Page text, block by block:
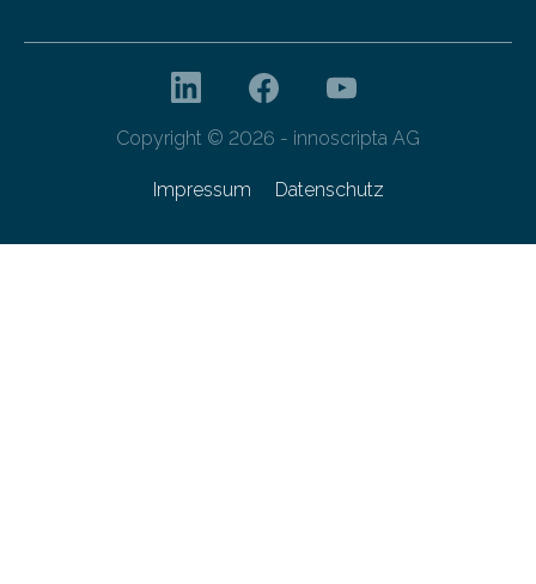
Copyright © 2026 - innoscripta AG
Impressum Datenschutz